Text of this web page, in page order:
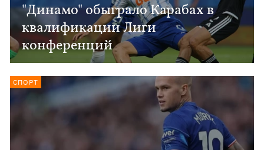
"Динамо" обыграло Карабах в
квалификации Лиги
конференций
СПОРТ